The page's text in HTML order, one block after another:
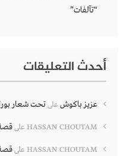
“تآلفات”
أحدث التعليقات
عزيز باكوش علىتحت شعار
HASSAN CHOUTAM على
HASSAN CHOUTAM على